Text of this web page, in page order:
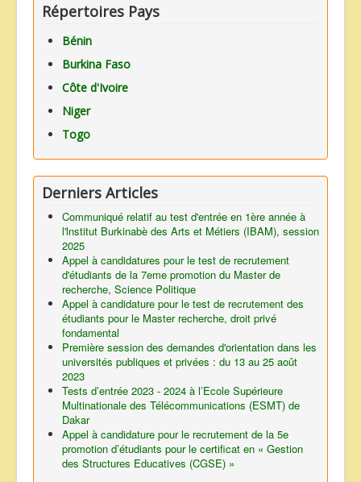
Répertoires Pays
Bénin
Burkina Faso
Côte d'Ivoire
Niger
Togo
Derniers Articles
Communiqué relatif au test d'entrée en 1ère année à
l'lnstitut Burkinabè des Arts et Métiers (IBAM), session
2025
Appel à candidatures pour le test de recrutement
d'étudiants de la 7eme promotion du Master de
recherche, Science Politique
Appel à candidature pour le test de recrutement des
étudiants pour le Master recherche, droit privé
fondamental
Première session des demandes d'orientation dans les
universités publiques et privées : du 13 au 25 août
2023
Tests d’entrée 2023 - 2024 à l’Ecole Supérieure
Multinationale des Télécommunications (ESMT) de
Dakar
Appel à candidature pour le recrutement de la 5e
promotion d’étudiants pour le certificat en « Gestion
des Structures Educatives (CGSE) »